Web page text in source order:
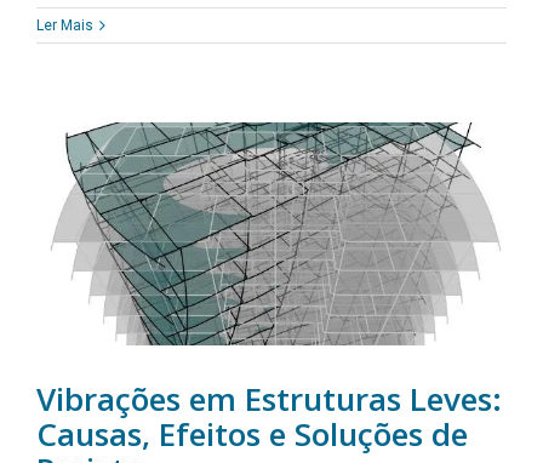
Ler Mais
Vibrações em Estruturas Leves:
Causas, Efeitos e Soluções de